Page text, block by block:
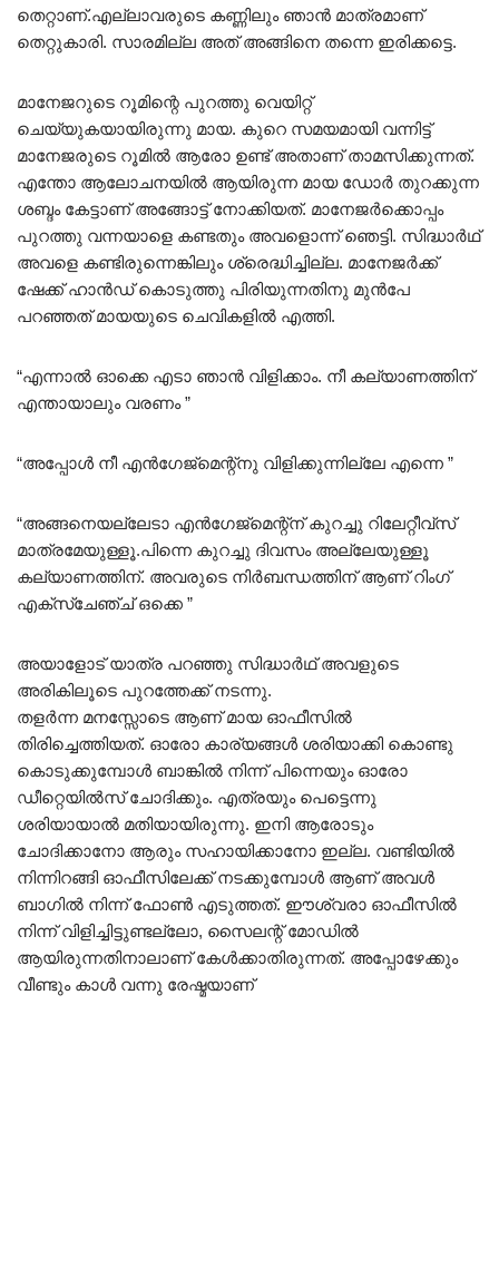
തെറ്റാണ്.എല്ലാവരുടെ കണ്ണിലും ഞാൻ മാത്രമാണ്
തെറ്റുകാരി. സാരമില്ല അത് അങ്ങിനെ തന്നെ ഇരിക്കട്ടെ.
മാനേജറുടെ റൂമിന്റെ പുറത്തു വെയിറ്റ്
ചെയ്യുകയായിരുന്നു മായ. കുറെ സമയമായി വന്നിട്ട്
മാനേജരുടെ റൂമിൽ ആരോ ഉണ്ട് അതാണ് താമസിക്കുന്നത്.
എന്തോ ആലോചനയിൽ ആയിരുന്ന മായ ഡോർ തുറക്കുന്ന
ശബ്ദം കേട്ടാണ് അങ്ങോട്ട് നോക്കിയത്. മാനേജർക്കൊപ്പം
പുറത്തു വന്നയാളെ കണ്ടതും അവളൊന്ന് ഞെട്ടി. സിദ്ധാർഥ്
അവളെ കണ്ടിരുന്നെങ്കിലും ശ്രെദ്ധിച്ചില്ല. മാനേജർക്ക്
ഷേക്ക്‌ ഹാൻഡ് കൊടുത്തു പിരിയുന്നതിനു മുൻപേ
പറഞ്ഞത് മായയുടെ ചെവികളിൽ എത്തി.
“എന്നാൽ ഓക്കെ എടാ ഞാൻ വിളിക്കാം. നീ കല്യാണത്തിന്
എന്തായാലും വരണം ”
“അപ്പോൾ നീ എൻഗേജ്മെന്റ്നു വിളിക്കുന്നില്ലേ എന്നെ ”
“അങ്ങനെയല്ലേടാ എൻഗേജ്മെന്റ്ന് കുറച്ചു റിലേറ്റീവ്സ്
മാത്രമേയുള്ളൂ.പിന്നെ കുറച്ചു ദിവസം അല്ലേയുള്ളൂ
കല്യാണത്തിന്. അവരുടെ നിർബന്ധത്തിന് ആണ് റിംഗ്
എക്സ്ചേഞ്ച് ഒക്കെ ”
അയാളോട് യാത്ര പറഞ്ഞു സിദ്ധാർഥ് അവളുടെ
അരികിലൂടെ പുറത്തേക്ക് നടന്നു.
തളർന്ന മനസ്സോടെ ആണ് മായ ഓഫീസിൽ
തിരിച്ചെത്തിയത്. ഓരോ കാര്യങ്ങൾ ശരിയാക്കി കൊണ്ടു
കൊടുക്കുമ്പോൾ ബാങ്കിൽ നിന്ന് പിന്നെയും ഓരോ
ഡീറ്റെയിൽസ് ചോദിക്കും. എത്രയും പെട്ടെന്നു
ശരിയായാൽ മതിയായിരുന്നു. ഇനി ആരോടും
ചോദിക്കാനോ ആരും സഹായിക്കാനോ ഇല്ല. വണ്ടിയിൽ
നിന്നിറങ്ങി ഓഫീസിലേക്ക് നടക്കുമ്പോൾ ആണ് അവൾ
ബാഗിൽ നിന്ന് ഫോൺ എടുത്തത്. ഈശ്വരാ ഓഫീസിൽ
നിന്ന് വിളിച്ചിട്ടുണ്ടല്ലോ, സൈലന്റ് മോഡിൽ
ആയിരുന്നതിനാലാണ് കേൾക്കാതിരുന്നത്. അപ്പോഴേക്കും
വീണ്ടും കാൾ വന്നു രേഷ്മയാണ്